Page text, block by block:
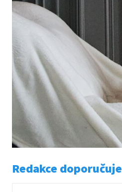
Redakce doporučuje